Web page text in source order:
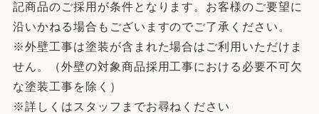
記商品のご採用が条件となります。お客様のご要望に
沿いかねる場合もございますのでご了承ください。
※外壁工事は塗装が含まれた場合はご利用いただけま
せん。（外壁の対象商品採用工事における必要不可欠
な塗装工事を除く）
※詳しくはスタッフまでお尋ねください